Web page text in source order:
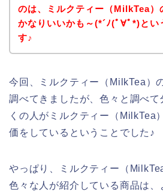
のは、ミルクティー（MilkTea）
かなりいいかも～(*´ﾉ(ﾟ∀ﾟ*)とい
す♪
今回、ミルクティー（MilkTea）
調べてきましたが、色々と調べて
くの人がミルクティー（MilkTea
価をしているということでした♪
やっぱり、ミルクティー（
色々な人が紹介している商品は、